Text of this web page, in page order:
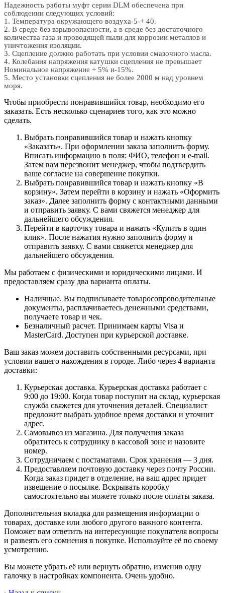
Надежность работы муфт серии DLM обеспечена при
соблюдении следующих условий:
1. Температура окружающего воздуха-5-+ 40.
2. В среде без взрывоопасности, а в среде без достаточного
количества газа и проводящей пыли для коррозии металлов и
уничтожения изоляции.
3. Сцепление должно работать при условии смазочного масла.
4. Колебания напряжения катушки сцепления не превышает
Номинальное напряжение + 5% и-15%.
5. Место установки сцепления не более 2000 м над уровнем
моря.
Чтобы приобрести понравившийся товар, необходимо его
заказать. Есть несколько сценариев того, как это можно
сделать.
Выбрать понравившийся товар и нажать кнопку
«Заказать». При оформлении заказа заполнить форму.
Вписать информацию в поля: ФИО, телефон и e-mail.
Затем вам перезвонит менеджер, чтобы подтвердить
ваше согласие на совершение покупки.
Выбрать понравившийся товар и нажать кнопку «В
корзину». Затем перейти в корзину и нажать «Оформить
заказ». Далее заполнить форму с контактными данными
и отправить заявку. С вами свяжется менеджер для
дальнейшего обсуждения.
Перейти в карточку товара и нажать «Купить в один
клик». После нажатия нужно заполнить форму и
отправить заявку. С вами свяжется менеджер для
дальнейшего обсуждения.
Мы работаем с физическими и юридическими лицами. И
предоставляем сразу два варианта оплаты.
Наличные. Вы подписываете товаросопроводительные
документы, расплачиваетесь денежными средствами,
получаете товар и чек.
Безналичный расчет. Принимаем карты Visa и
MasterCard. Доступен при курьерской доставке.
Ваш заказ можем доставить собственными ресурсами, при
условии вашего нахождения в городе. Либо через 4 варианта
доставки:
Курьерская доставка. Курьерская доставка работает с
9:00 до 19:00. Когда товар поступит на склад, курьерская
служба свяжется для уточнения деталей. Специалист
предложит выбрать удобное время доставки и уточнит
адрес.
Самовывоз из магазина. Для получения заказа
обратитесь к сотруднику в кассовой зоне и назовите
номер.
Сотрудничаем с постаматами. Срок хранения — 3 дня.
Предоставляем почтовую доставку через почту России.
Когда заказ придет в отделение, на ваш адрес придет
извещение о посылке. Вскрывать коробку
самостоятельно вы можете только после оплаты заказа.
Дополнительная вкладка для размещения информации о
товарах, доставке или любого другого важного контента.
Поможет вам ответить на интересующие покупателя вопросы
и развеять его сомнения в покупке. Используйте её по своему
усмотрению.
Вы можете убрать её или вернуть обратно, изменив одну
галочку в настройках компонента. Очень удобно.